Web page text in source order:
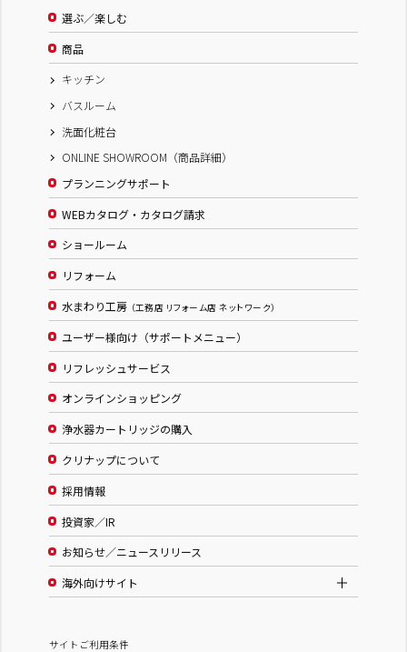
選ぶ／楽しむ
商品
キッチン
バスルーム
洗面化粧台
ONLINE SHOWROOM（商品詳細）
プランニングサポート
WEBカタログ・カタログ請求
ショールーム
リフォーム
水まわり工房 （工務店 リフォーム店 ネットワーク）
ユーザー様向け（サポートメニュー）
リフレッシュサービス
オンラインショッピング
浄水器カートリッジの購入
クリナップについて
採用情報
投資家／IR
お知らせ／ニュースリリース
海外向けサイト
サイトご利用条件